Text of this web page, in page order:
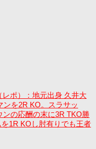
ポ）：地元出身 久井大
を2R KO。スラサッ
ンの応酬の末に3R TKO勝
1R KOし肘有りでも王者